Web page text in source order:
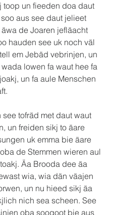
toop un fieeden doa daut
aus see daut jelieet
de Joaren jefläacht
hauden see uk noch väl
em Jebäd vebrinjen, un
lowen fa waut hee fa
un fa aule Menschen
see tofräd met daut waut
un freiden sikj to äare
uk emma bie äare
de Stemmen wieren aul
Äa Brooda dee äa
wia, wia dän väajen
un nu hieed sikj äa
nich sea scheen. See
oba soogoot bie aus